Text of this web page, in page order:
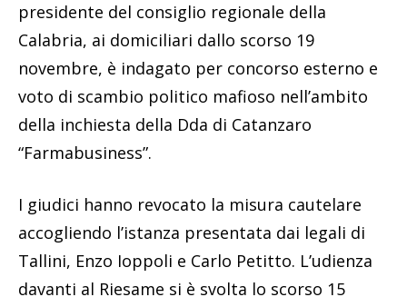
presidente del consiglio regionale della
Calabria, ai domiciliari dallo scorso 19
novembre, è indagato per concorso esterno e
voto di scambio politico mafioso nell’ambito
della inchiesta della Dda di Catanzaro
“Farmabusiness”.
I giudici hanno revocato la misura cautelare
accogliendo l’istanza presentata dai legali di
Tallini, Enzo Ioppoli e Carlo Petitto. L’udienza
davanti al Riesame si è svolta lo scorso 15